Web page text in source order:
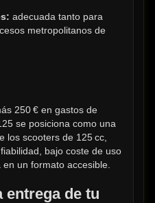
adecuada tanto para
metropolitanos de
250 € en gastos de
se posiciona como una
scooters de 125 cc,
bajo coste de uso
un formato accesible.
entrega de tu